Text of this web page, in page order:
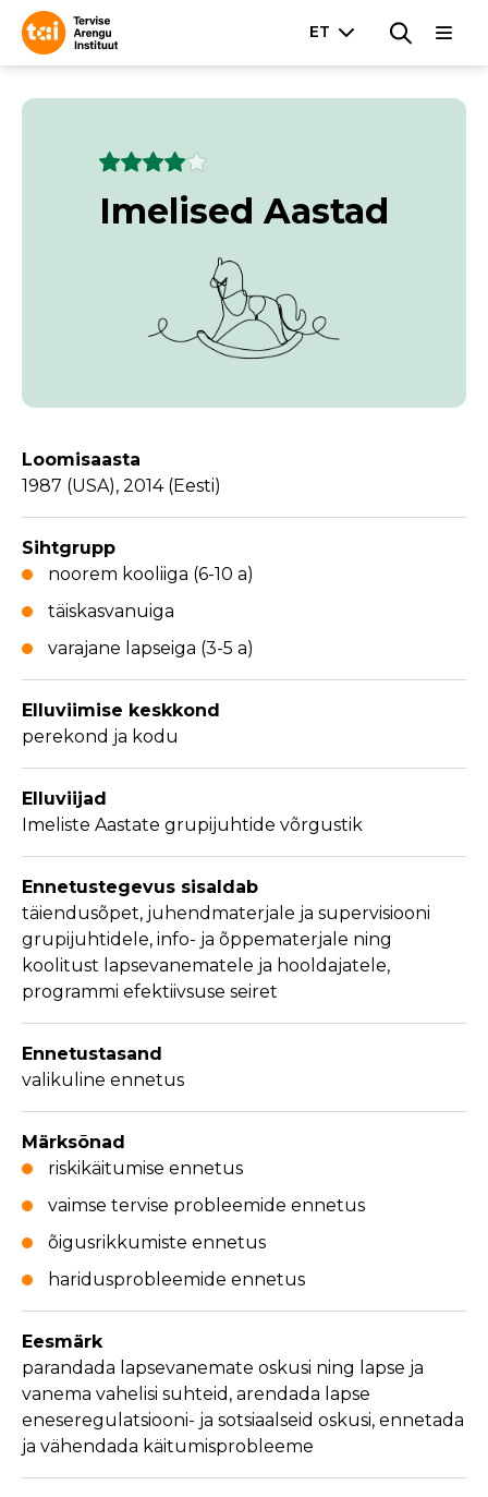
Imelised Aastad
Loomisaasta
1987 (USA), 2014 (Eesti)
Sihtgrupp
noorem kooliiga (6-10 a)
täiskasvanuiga
varajane lapseiga (3-5 a)
Elluviimise keskkond
perekond ja kodu
Elluviijad
Imeliste Aastate grupijuhtide võrgustik
Ennetustegevus sisaldab
täiendusõpet, juhendmaterjale ja supervisiooni
grupijuhtidele, info- ja õppematerjale ning
koolitust lapsevanematele ja hooldajatele,
programmi efektiivsuse seiret
Ennetustasand
valikuline ennetus
Märksõnad
riskikäitumise ennetus
vaimse tervise probleemide ennetus
õigusrikkumiste ennetus
haridusprobleemide ennetus
Eesmärk
parandada lapsevanemate oskusi ning lapse ja
vanema vahelisi suhteid, arendada lapse
eneseregulatsiooni- ja sotsiaalseid oskusi, ennetada
ja vähendada käitumisprobleeme